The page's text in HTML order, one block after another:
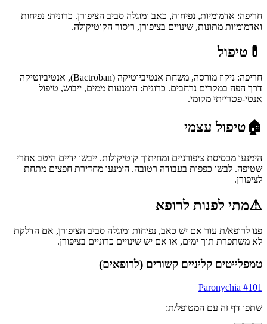
חריפה: אדמומיות, נפיחות, כאב ומוגלה סביב הציפורן. כרונית: נפיחות
ואדמומיות מתונות, שינויים בציפורן, ריסור הקוטיקולה.
💊 טיפול
חריפה: ניקוז מורסה, משחת אנטיביוטיקה (Bactroban), אנטיביוטיקה
דרך הפה במקרים נרחבים. כרונית: הימנעות ממים, ייבוש, טיפול
אנטי-פטרייתי מקומי.
🏠טיפול עצמי
הימנעו מכסיסת ציפורניים ומחיתוך קוטיקולות. ייבשו ידיים היטב אחרי
שטיפה. לבשו כפפות בעבודה רטובה. הימנעו מחדירת חפצים מתחת
לציפורן.
⚠מתי לפנות לרופא
פנו לרופא/ת עור אם יש כאב, נפיחות ומוגלה סביב הציפורן, אם הדלקת
לא משתפרת תוך ימים, או אם יש שינויים כרוניים בציפורן.
טמפלייטים קליניים קשורים (לרופאים)
#101
Paronychia
שתפו דף זה עם המטופל/ת: